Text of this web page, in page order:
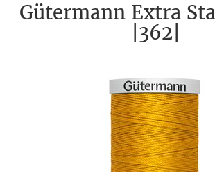
Gütermann Extra
|362|